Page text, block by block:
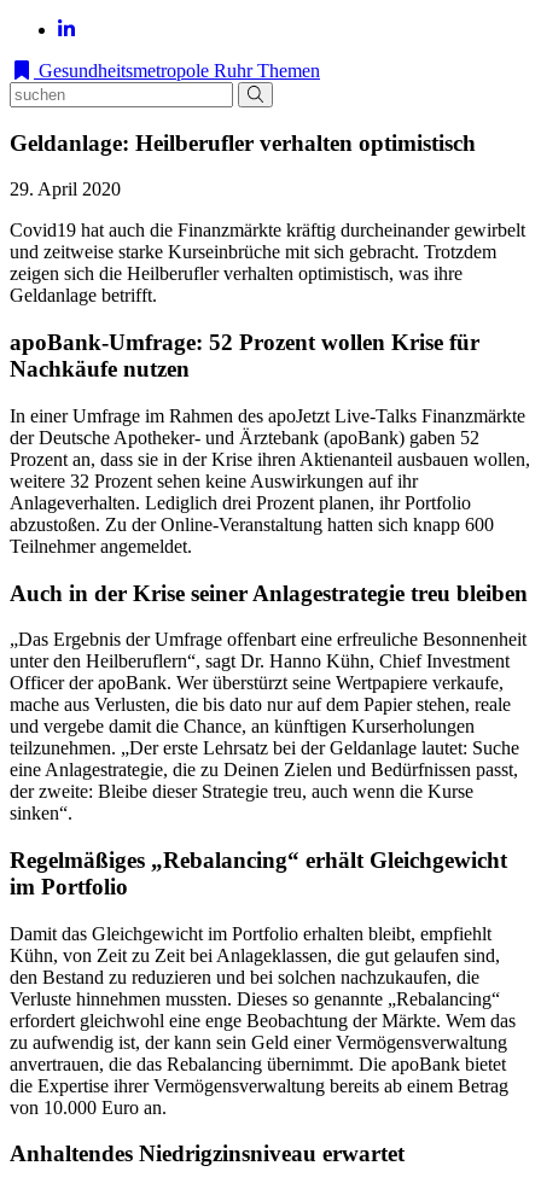
Gesundheitsmetropole Ruhr Themen
Geldanlage: Heilberufler verhalten optimistisch
29. April 2020
Covid19 hat auch die Finanzmärkte kräftig durcheinander gewirbelt
und zeitweise starke Kurseinbrüche mit sich gebracht. Trotzdem
zeigen sich die Heilberufler verhalten optimistisch, was ihre
Geldanlage betrifft.
apoBank-Umfrage: 52 Prozent wollen Krise für
Nachkäufe nutzen
In einer Umfrage im Rahmen des apoJetzt Live-Talks Finanzmärkte
der Deutsche Apotheker- und Ärztebank (apoBank) gaben 52
Prozent an, dass sie in der Krise ihren Aktienanteil ausbauen wollen,
weitere 32 Prozent sehen keine Auswirkungen auf ihr
Anlageverhalten. Lediglich drei Prozent planen, ihr Portfolio
abzustoßen. Zu der Online-Veranstaltung hatten sich knapp 600
Teilnehmer angemeldet.
Auch in der Krise seiner Anlagestrategie treu bleiben
„Das Ergebnis der Umfrage offenbart eine erfreuliche Besonnenheit
unter den Heilberuflern“, sagt Dr. Hanno Kühn, Chief Investment
Officer der apoBank. Wer überstürzt seine Wertpapiere verkaufe,
mache aus Verlusten, die bis dato nur auf dem Papier stehen, reale
und vergebe damit die Chance, an künftigen Kurserholungen
teilzunehmen. „Der erste Lehrsatz bei der Geldanlage lautet: Suche
eine Anlagestrategie, die zu Deinen Zielen und Bedürfnissen passt,
der zweite: Bleibe dieser Strategie treu, auch wenn die Kurse
sinken“.
Regelmäßiges „Rebalancing“ erhält Gleichgewicht
im Portfolio
Damit das Gleichgewicht im Portfolio erhalten bleibt, empfiehlt
Kühn, von Zeit zu Zeit bei Anlageklassen, die gut gelaufen sind,
den Bestand zu reduzieren und bei solchen nachzukaufen, die
Verluste hinnehmen mussten. Dieses so genannte „Rebalancing“
erfordert gleichwohl eine enge Beobachtung der Märkte. Wem das
zu aufwendig ist, der kann sein Geld einer Vermögensverwaltung
anvertrauen, die das Rebalancing übernimmt. Die apoBank bietet
die Expertise ihrer Vermögensverwaltung bereits ab einem Betrag
von 10.000 Euro an.
Anhaltendes Niedrigzinsniveau erwartet